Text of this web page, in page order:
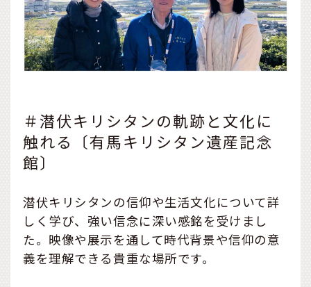
＃潜伏キリシタンの軌跡と文化に
触れる〔有馬キリシタン遺産記念
館〕
潜伏キリシタンの信仰や生活文化について詳
しく学び、強い信念に深い感銘を受けまし
た。映像や展示を通して時代背景や信仰の意
義を理解できる貴重な場所です。